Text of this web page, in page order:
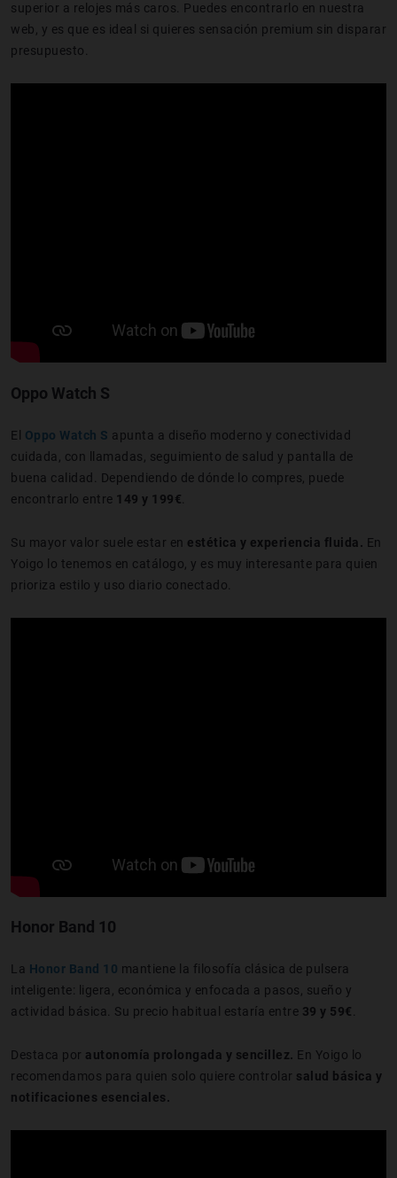
superior a relojes más caros. Puedes encontrarlo en nuestra
web, y es que es ideal si quieres sensación premium sin disparar
presupuesto.
Oppo Watch S
El Oppo Watch S apunta a diseño moderno y conectividad
cuidada, con llamadas, seguimiento de salud y pantalla de
buena calidad. Dependiendo de dónde lo compres, puede
encontrarlo entre 149 y 199€
Su mayor valor suele estar en estética y experiencia fluida. En
Yoigo lo tenemos en catálogo, y es muy interesante para quien
prioriza estilo y uso diario conectado.
Honor Band 10
La Honor Band 10 mantiene la filosofía clásica de pulsera
inteligente: ligera, económica y enfocada a pasos, sueño y
actividad básica. Su precio habitual estaría entre 39 y 59€.
Destaca por autonomía prolongada y sencillez. En Yoigo lo
recomendamos para quien solo quiere controlar salud básica y
notificaciones esenciales.